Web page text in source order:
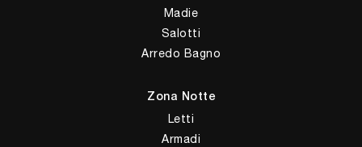
Madie
Salotti
Arredo Bagno
Zona Notte
Letti
Armadi